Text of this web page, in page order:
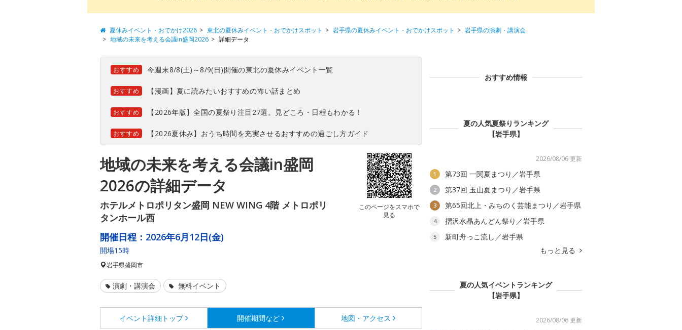
夏休みイベント・おでかけ2026 東北の夏休みイベント・おでかけスポット 岩手県の夏休みイベント・おでかけスポット
岩手県の演劇・講演会
地域の未来を考える会議in盛岡2026
詳細データ
おすすめ 今週末8/8(土)～8/9(日)開催の東北の夏休みイベント一覧
おすすめ 【漫画】夏に読みたいおすすめの怖い話まとめ
おすすめ 【2026年版】全国の夏祭り注目27選。見どころ・日程もわかる！
おすすめ 【2026夏休み】おうち時間を充実させるおすすめの過ごし方ガイド
地域の未来を考える会議in盛岡
2026の詳細データ
ホテルメトロポリタン盛岡 NEW WING 4階 メトロポリ
タンホール西
このページをスマホで
見る
開催日程： 2026年6月12日(金)
開場15時
岩手県盛岡市
演劇・講演会 無料イベント
イベント詳細 トップ 開催期間など 地図・アクセス
おすすめ情報
夏の人気夏祭りランキング
【岩手県】
2026/08/06 更新
1 第73回 一関夏まつり／岩手県
2 第37回 玉山夏まつり／岩手県
3 第65回北上・みちのく芸能まつり／岩手県
4 摺沢水晶あんどん祭り／岩手県
5
新町舟っこ流し／岩手県
もっと見る
夏の人気イベントランキング
【岩手県】
2026/08/06 更新